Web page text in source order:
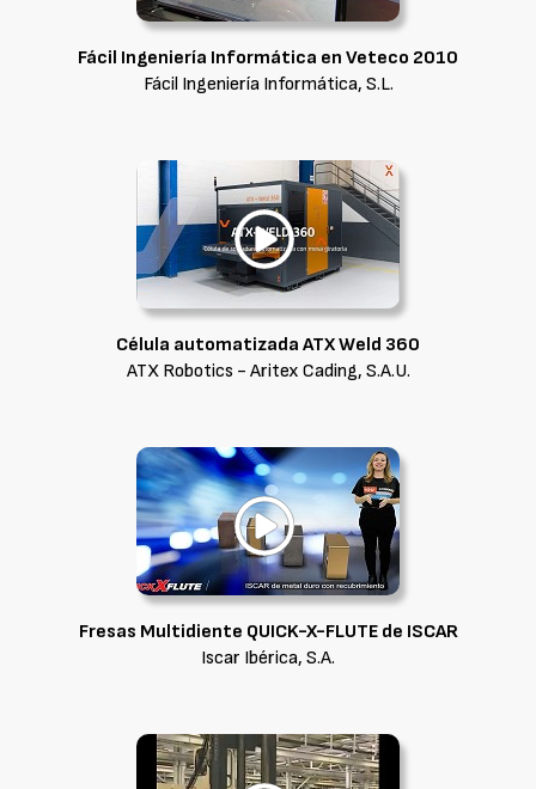
Fácil Ingeniería Informática en Veteco 2010
Fácil Ingeniería Informática, S.L.
Célula automatizada ATX Weld 360
ATX Robotics - Aritex Cading, S.A.U.
Fresas Multidiente QUICK-X-FLUTE de ISCAR
Iscar Ibérica, S.A.